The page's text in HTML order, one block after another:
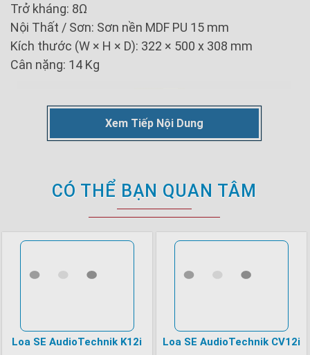
Trở kháng: 8Ω
Nội Thất / Sơn: Sơn nền MDF PU 15 mm
Kích thước (W × H × D): 322 × 500 x 308 mm
Cân nặng: 14 Kg
Loa SE Audiotechnik K10i được thiết kết với kiểu
Xem Tiếp Nội Dung
CÓ THỂ BẠN QUAN TÂM
Loa SE AudioTechnik K12i Loa SE AudioTechnik CV12i